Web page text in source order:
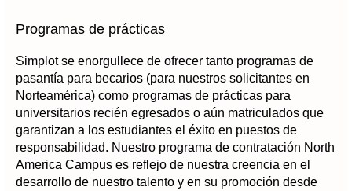
Programas de prácticas
Simplot se enorgullece de ofrecer tanto programas de
pasantía para becarios (para nuestros solicitantes en
Norteamérica) como programas de prácticas para
universitarios recién egresados o aún matriculados que
garantizan a los estudiantes el éxito en puestos de
responsabilidad. Nuestro programa de contratación North
America Campus es reflejo de nuestra creencia en el
desarrollo de nuestro talento y en su promoción desde